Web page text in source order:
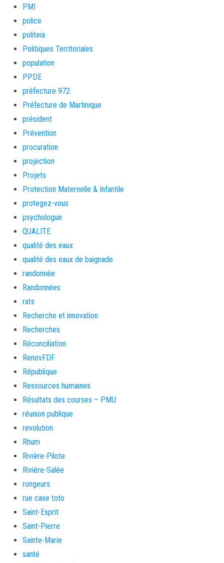
PMI
police
politeia
Politiques Territoriales
population
PPDE
préfecture 972
Préfecture de Martinique
président
Prévention
procuration
projection
Projets
Protection Maternelle & Infantile
protegez-vous
psychologue
QUALITE
qualité des eaux
qualité des eaux de baignade
randonnée
Randonnées
rats
Recherche et innovation
Recherches
Réconciliation
RenovFDF
République
Ressources humaines
Résultats des courses – PMU
réunion publique
revolution
Rhum
Rivière-Pilote
Rivière-Salée
rongeurs
rue case toto
Saint-Esprit
Saint-Pierre
Sainte-Marie
santé